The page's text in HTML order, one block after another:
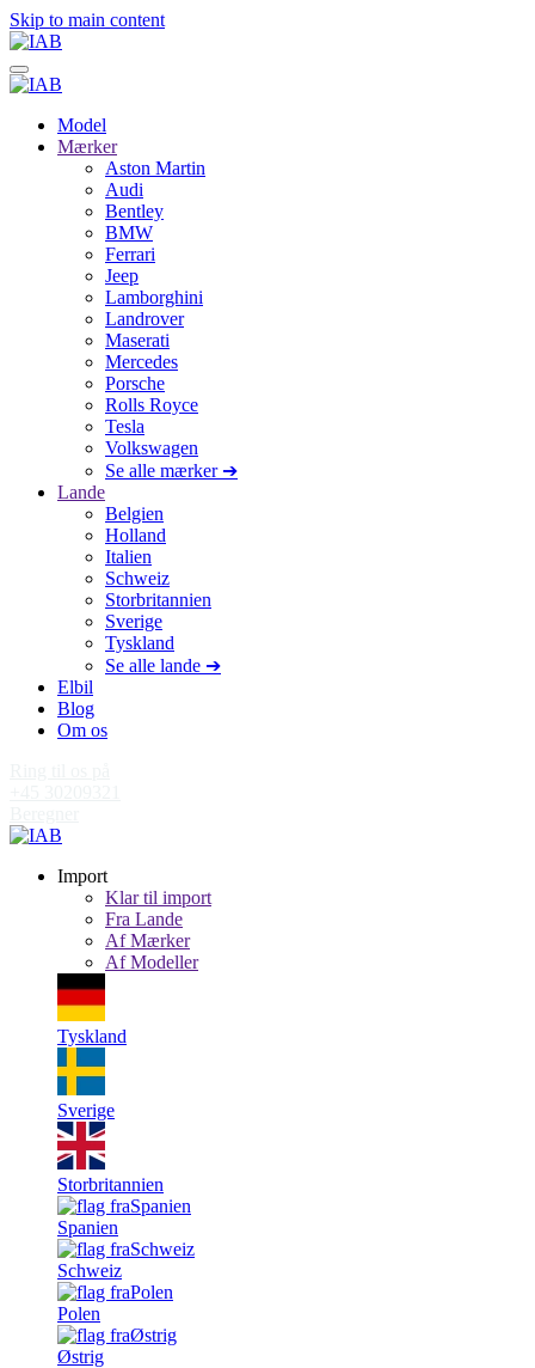
Skip to main content
Model
Mærker
Aston Martin
Audi
Bentley
BMW
Ferrari
Jeep
Lamborghini
Landrover
Maserati
Mercedes
Porsche
Rolls Royce
Tesla
Volkswagen
Se alle mærker ➔
Lande
Belgien
Holland
Italien
Schweiz
Storbritannien
Sverige
Tyskland
Se alle lande ➔
Elbil
Blog
Om os
Import
Klar til import
Fra Lande
Af Mærker
Af Modeller
Tyskland
Sverige
Storbritannien
Spanien
Schweiz
Polen
Østrig